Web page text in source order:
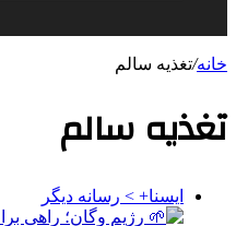
خانه/تغذیه سالم
تغذیه سالم
ایسنا+ > رسانه دیگر